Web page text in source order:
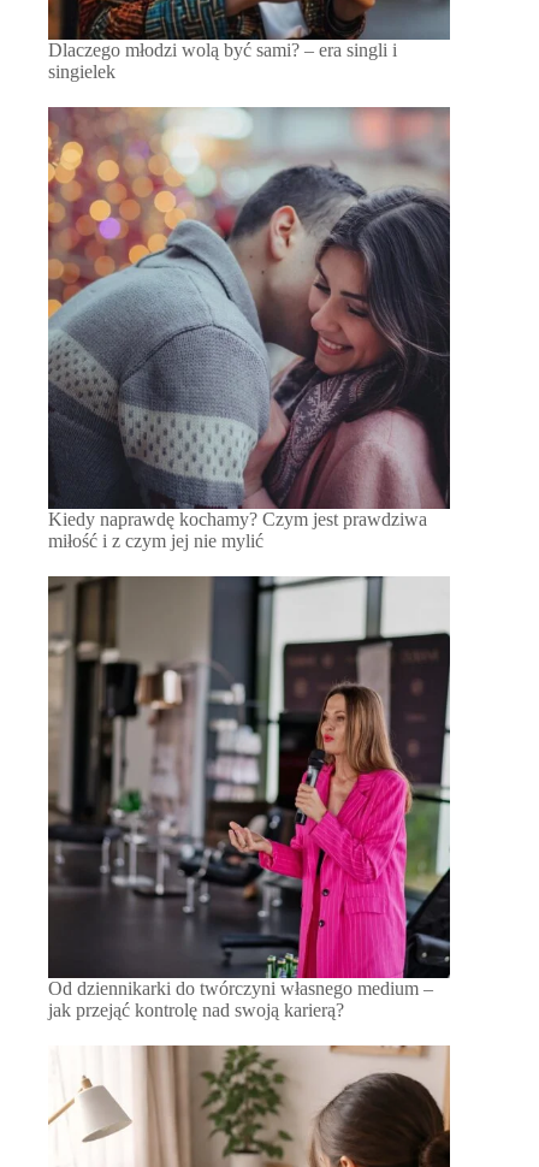
Dlaczego młodzi wolą być sami? – era singli i
singielek
Kiedy naprawdę kochamy? Czym jest prawdziwa
miłość i z czym jej nie mylić
Od dziennikarki do twórczyni własnego medium –
jak przejąć kontrolę nad swoją karierą?